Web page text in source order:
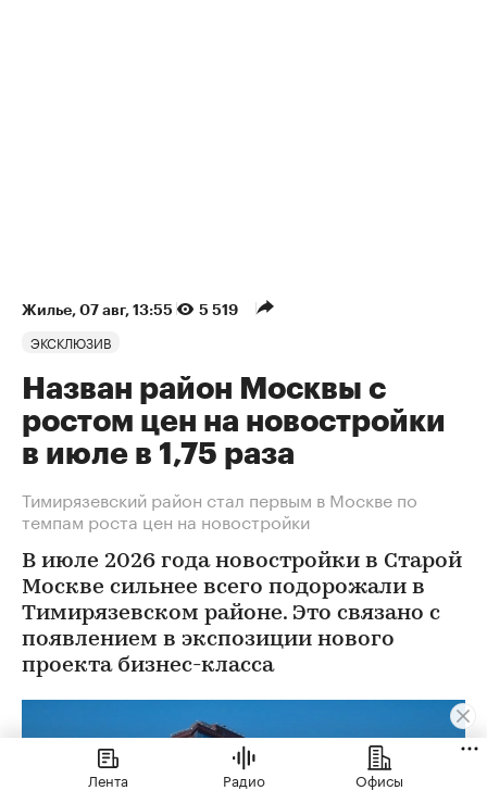
Жилье 07 авг, 13:55 5 519
ЭКСКЛЮЗИВ
Назван район Москвы с
ростом цен на новостройки
в июле в 1,75 раза
Тимирязевский район стал первым в Москве по
темпам роста цен на новостройки
В июле 2026 года новостройки в Старой
Москве сильнее всего подорожали в
Тимирязевском районе. Это связано с
появлением в экспозиции нового
проекта бизнес-класса
Лента Радио Офисы